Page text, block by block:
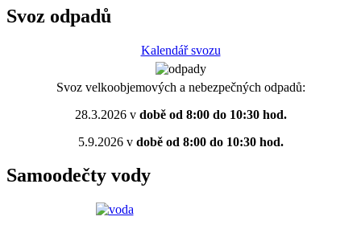
Svoz odpadů
Kalendář svozu
Svoz velkoobjemových a nebezpečných odpadů:
28.3.2026 vdobě od 8:00 do 10:30 hod.
5.9.2026 vdobě od 8:00 do 10:30 hod.
Samoodečty vody